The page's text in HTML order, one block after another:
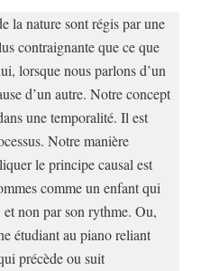
la nature sont régis par une
contraignante que ce que
lorsque nous parlons d’un
d’un autre. Notre concept
une temporalité. Il est
Notre manière
le principe causal est
comme un enfant qui
non par son rythme. Ou,
étudiant au piano reliant
précède ou suit